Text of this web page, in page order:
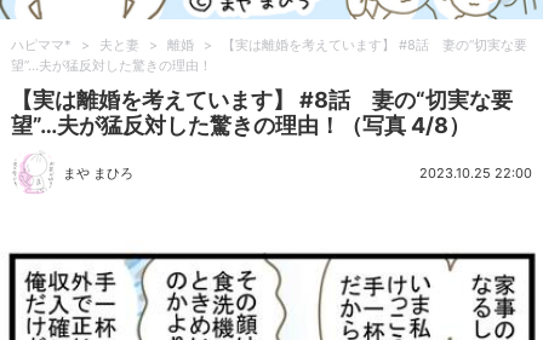
ハピママ* > 夫と妻 > 離婚 >
【実は離婚を考えています】 #8話 妻の“切実な要
望”…夫が猛反対した驚きの理由！
【実は離婚を考えています】 #8話 妻の“切実な要
望”…夫が猛反対した驚きの理由！（写真 4/8）
まや まひろ 2023.10.25 22:00